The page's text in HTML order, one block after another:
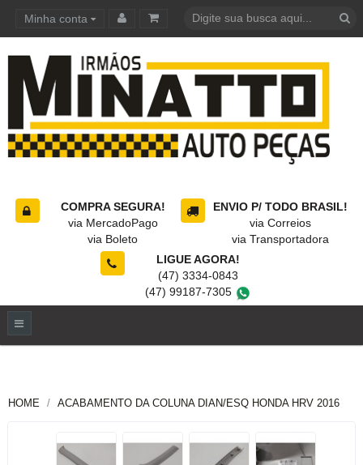
Minha conta
COMPRA SEGURA!
via MercadoPago
via Boleto
ENVIO P/ TODO BRASIL!
via Correios
via Transportadora
LIGUE AGORA!
(47) 3334-0843
(47) 99187-7305
HOME ACABAMENTO DA COLUNA DIAN/ESQ HONDA HRV 2016